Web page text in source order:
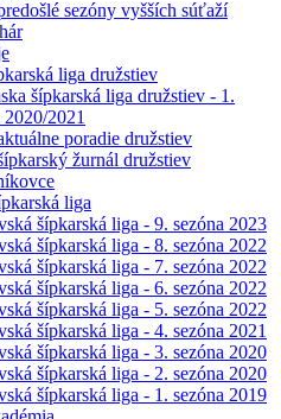
sezóny vyšších súťaží
liga družstiev
šípkarská liga družstiev - 1.
2020/2021
poradie družstiev
žurnál družstiev
liga
šípkarská liga - 9. sezóna 2023
šípkarská liga - 8. sezóna 2022
šípkarská liga - 7. sezóna 2022
šípkarská liga - 6. sezóna 2022
šípkarská liga - 5. sezóna 2022
šípkarská liga - 4. sezóna 2021
šípkarská liga - 3. sezóna 2020
šípkarská liga - 2. sezóna 2020
šípkarská liga - 1. sezóna 2019